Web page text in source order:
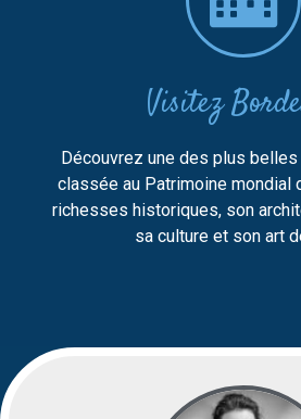
Visitez
Découvrez une des plus
classée au Patrimoine mondial
richesses historiques, son
sa culture et son art